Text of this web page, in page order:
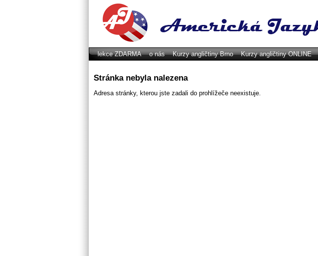
Stránka nebyla nalezena
Adresa stránky, kterou jste zadali do prohlížeče neexistuje.
lekce ZDARMA o nás Kurzy angličtiny Brno Kurzy angličtiny ONLINE